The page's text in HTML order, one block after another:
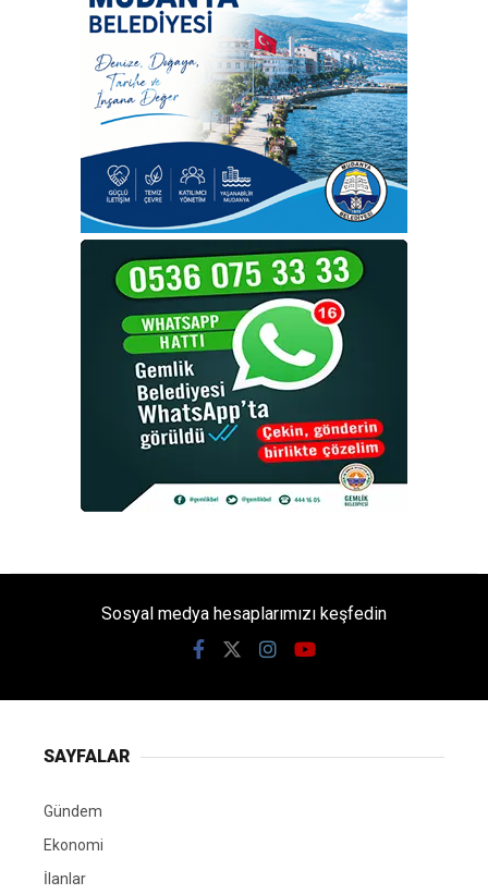
Sosyal medya hesaplarımızı keşfedin
SAYFALAR
Gündem
Ekonomi
İlanlar